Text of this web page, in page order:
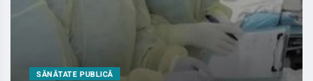
SĂNĂTATE PUBLICĂ